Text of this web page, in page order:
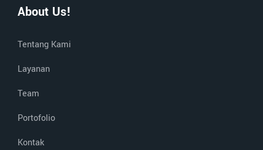
About Us!
Tentang Kami
Layanan
Team
Portofolio
Kontak